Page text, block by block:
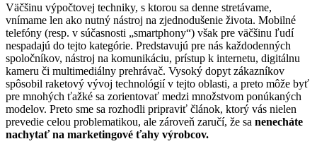
Väčšinu výpočtovej techniky, s ktorou sa denne stretávame,
vnímame len ako nutný nástroj na zjednodušenie života. Mobilné
telefóny (resp. v súčasnosti „smartphony“) však pre väčšinu ľudí
nespadajú do tejto kategórie. Predstavujú pre nás každodenných
spoločníkov, nástroj na komunikáciu, prístup k internetu, digitálnu
kameru či multimediálny prehrávač. Vysoký dopyt zákazníkov
spôsobil raketový vývoj technológií v tejto oblasti, a preto môže byť
pre mnohých ťažké sa zorientovať medzi množstvom ponúkaných
modelov. Preto sme sa rozhodli pripraviť článok, ktorý vás nielen
prevedie celou problematikou, ale zároveň zaručí, že sa nenecháte
nachytať na marketingové ťahy výrobcov.